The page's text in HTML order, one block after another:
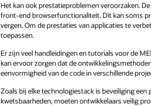
Het kan ook prestatieproblemen veroorzaken.
front-end browserfunctionaliteit. Dit kan soms
vergen. Om de prestaties van applicaties te
toepassen.
Er zijn veel handleidingen en tutorials voor de
kan ervoor zorgen dat de
eenvormigheid van de code in verschillende
Zoals bij elke technologiestack is beveiliging
kwetsbaarheden, moeten ontwikkelaars veilig